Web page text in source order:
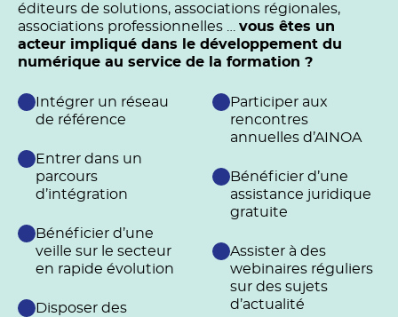
éditeurs de solutions, associations régionales,
associations professionnelles … vous êtes un
acteur impliqué dans le développement du
numérique au service de la formation ?
Intégrer un réseau
de référence
Entrer dans un
parcours
d’intégration
Bénéficier d’une
veille sur le secteur
en rapide évolution
Disposer des
Participer aux
rencontres
annuelles d’AINOA
Bénéficier d’une
assistance juridique
gratuite
Assister à des
webinaires réguliers
sur des sujets
d’actualité